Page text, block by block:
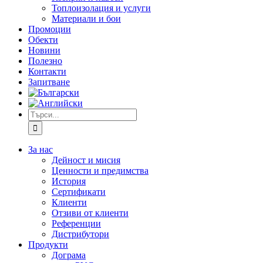
Топлоизолация и услуги
Материали и бои
Промоции
Обекти
Новини
Полезно
Контакти
Запитване
Търсене
...
За нас
Дейност и мисия
Ценности и предимства
История
Сертификати
Клиенти
Отзиви от клиенти
Референции
Дистрибутори
Продукти
Дограма